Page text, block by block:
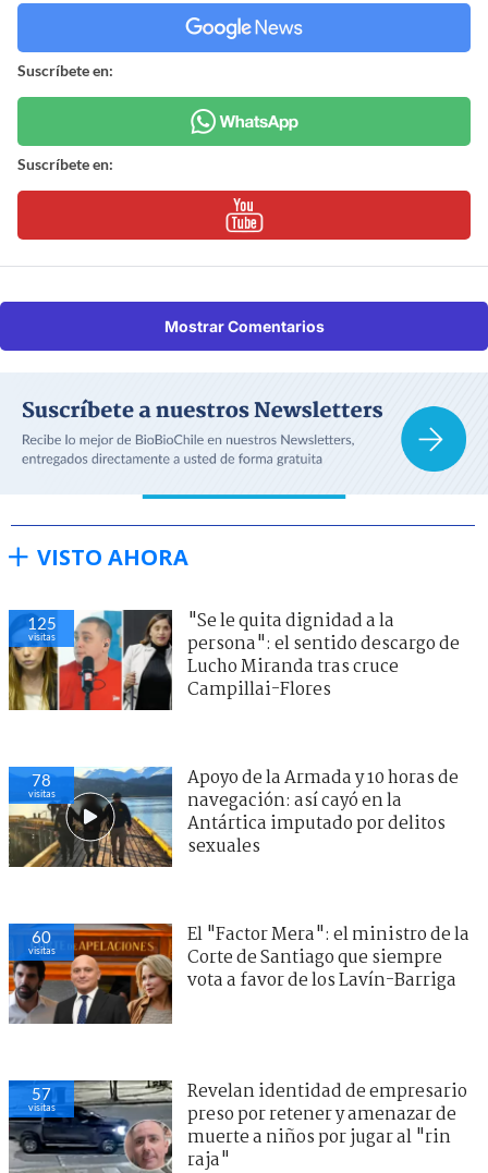
Suscríbete en:
Suscríbete en:
Mostrar Comentarios
VISTO AHORA
125
visitas
"Se le quita dignidad a la
persona": el sentido descargo de
Lucho Miranda tras cruce
Campillai-Flores
78
visitas
Apoyo de la Armada y 10 horas de
navegación: así cayó en la
Antártica imputado por delitos
sexuales
60
visitas
El "Factor Mera": el ministro de la
Corte de Santiago que siempre
vota a favor de los Lavín-Barriga
57
visitas
Revelan identidad de empresario
preso por retener y amenazar de
muerte a niños por jugar al "rin
raja"